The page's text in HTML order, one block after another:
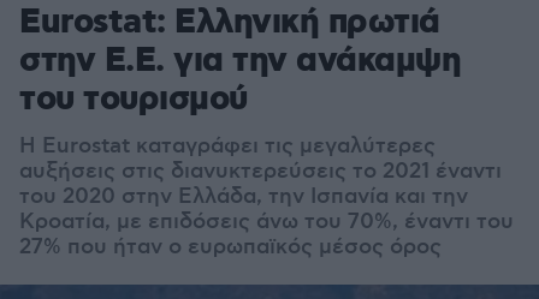
Eurostat: Ελληνική πρωτιά
στην Ε.Ε. για την ανάκαμψη
του τουρισμού
H Eurostat καταγράφει τις μεγαλύτερες
αυξήσεις στις διανυκτερεύσεις το 2021 έναντι
του 2020 στην Ελλάδα, την Ισπανία και την
Κροατία, με επιδόσεις άνω του 70%, έναντι του
27% που ήταν ο ευρωπαϊκός μέσος όρος